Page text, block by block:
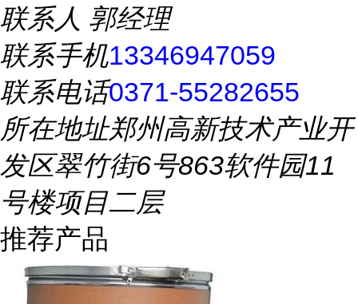
联系人 郭经理
联系手机13346947059
联系电话0371-55282655
所在地址郑州高新技术产业开
发区翠竹街6号863软件园11
号楼项目二层
推荐产品